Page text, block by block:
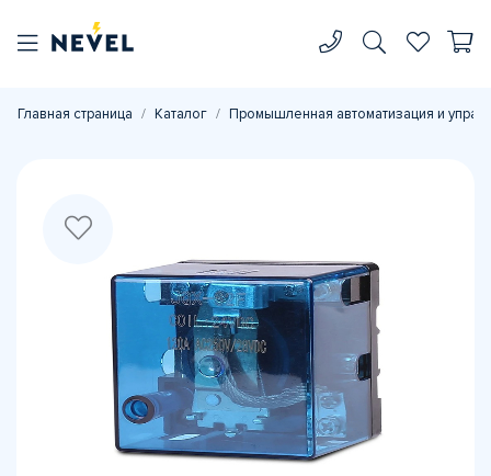
Главная страница Каталог Промышленная автоматизация и